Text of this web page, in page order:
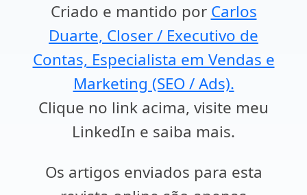
Criado e mantido por Carlos
Duarte, Closer / Executivo de
Contas, Especialista em Vendas e
Marketing (SEO / Ads).
Clique no link acima, visite meu
LinkedIn e saiba mais.
Os artigos enviados para esta